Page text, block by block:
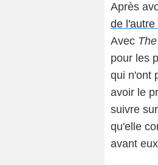
Après
de l'autre
Avec
pour les
qui n'ont
avoir le
suivre
qu'elle
avant